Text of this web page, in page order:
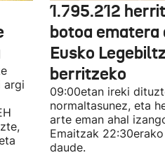
argi
1.795.212
botoa ematera
Eusko
berritzeko
09:00etan ireki
normaltasunez, eta
arte eman ahal
Emaitzak
daude.